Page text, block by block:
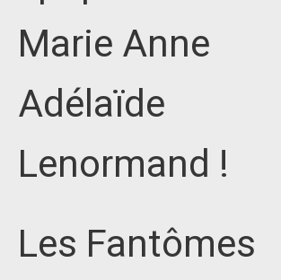
Marie Anne
Adélaïde
Lenormand !
Les Fantômes